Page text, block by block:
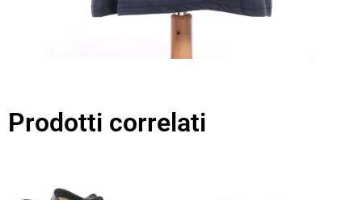
Prodotti correlati